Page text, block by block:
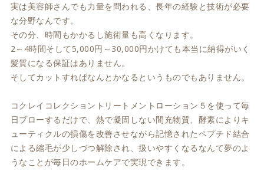
実は美容師さんでも力量を問われる、長年の経験と技術が必要
な分野なんです。
その分、時間もかかるし施術量も高くなります。
2～4時間そして5,000円～30,000円かけても本当に納得がいく
髪質になる保証はありません。
そしてカットすればなんとかなるというものでもありません。
コクレイコレクショントリートメントローション５を使って毎
日ブローするだけで、熱で凝固しない間充物質、酵素によりキ
ューティクルの損傷を改善させながら記憶されたペプチド結合
による縮毛が少しづつ解除され、扱いやすくなるなんて夢のよ
うなことが毎日のホームケアで実現できます。